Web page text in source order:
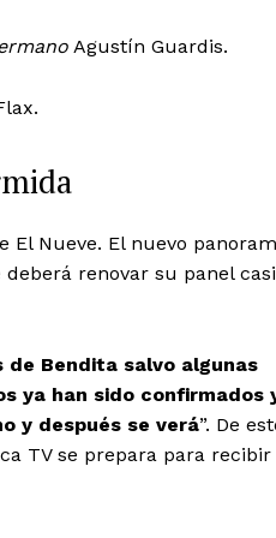
Agustín Guardis.
El Nueve. El nuevo
deberá renovar su panel casi
de Bendita salvo algunas
ya han sido confirmados
y después se verá”. De
TV se prepara para recibir